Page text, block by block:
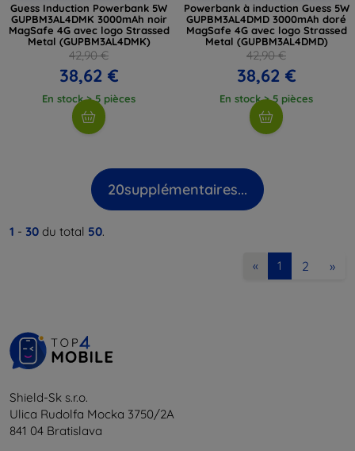
Guess Induction Powerbank 5W
GUPBM3AL4DMK 3000mAh noir
MagSafe 4G avec logo Strassed
Metal (GUPBM3AL4DMK)
42,90 €
38,62 €
En stock > 5 pièces
Powerbank à induction Guess 5W
GUPBM3AL4DMD 3000mAh doré
MagSafe 4G avec logo Strassed
Metal (GUPBM3AL4DMD)
42,90 €
38,62 €
En stock > 5 pièces
20supplémentaires...
1 - 30 du total 50.
« 1 2 »
Shield-Sk s.r.o.
Ulica Rudolfa Mocka 3750/2A
841 04 Bratislava